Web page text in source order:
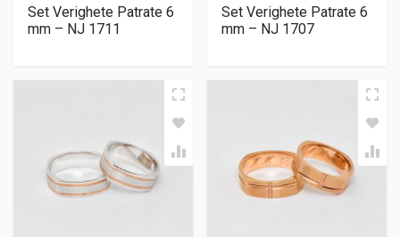
Set Verighete Patrate 6
mm – NJ 1711
Set Verighete Patrate 6
mm – NJ 1707